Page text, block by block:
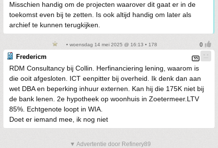
Misschien handig om de projecten waarover dit gaat er in de
toekomst even bij te zetten. Is ook altijd handig om later als
archief te kunnen terugkijken.
• woensdag 14 mei 2025 @ 16:13 • 178
Fredericm
RDM Consultancy bij Collin. Herfinanciering lening, waarom is
die ooit afgesloten. ICT eenpitter bij overheid. Ik denk dan aan
wet DBA en beperking inhuur externen. Kan hij die 175K niet bij
de bank lenen. 2e hypotheek op woonhuis in Zoetermeer.LTV
85%. Echtgenote loopt in WIA.
Doet er iemand mee, ik nog niet
▼ Advertentie door Refinery89